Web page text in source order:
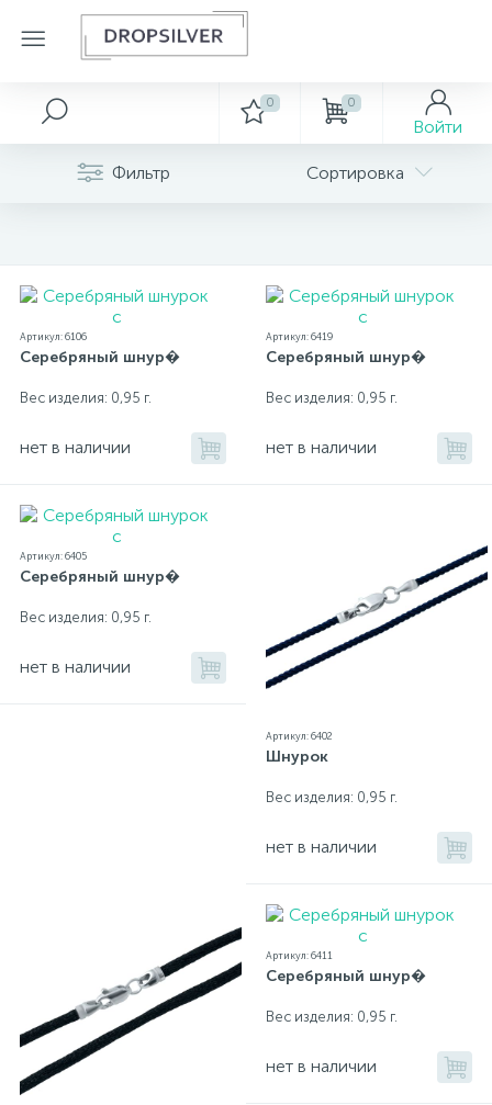
0 0
Войти
Серебряные цепочки
Фильтр Сортировка
Артикул: 6106
Серебряный шнур�
Вес изделия: 0,95 г.
нет в наличии
Артикул: 6419
Серебряный шнур�
Вес изделия: 0,95 г.
нет в наличии
Артикул: 6405
Серебряный шнур�
Вес изделия: 0,95 г.
нет в наличии
Артикул: 6402
Шнурок
Вес изделия: 0,95 г.
нет в наличии
Артикул: 6411
Серебряный шнур�
Вес изделия: 0,95 г.
нет в наличии
Серебряные украшения
Серебряные кольца
Серебряные подвески
Серебряные браслеты
Серебряные колье
Серебряные цепочки
Серебряные аксессуары
Золотые украшения
Золотые аксессуары
Золотые кольца
Золотые колье
Золотые серьги
Золотые цепи
102
Декор
Картины
Сувениры